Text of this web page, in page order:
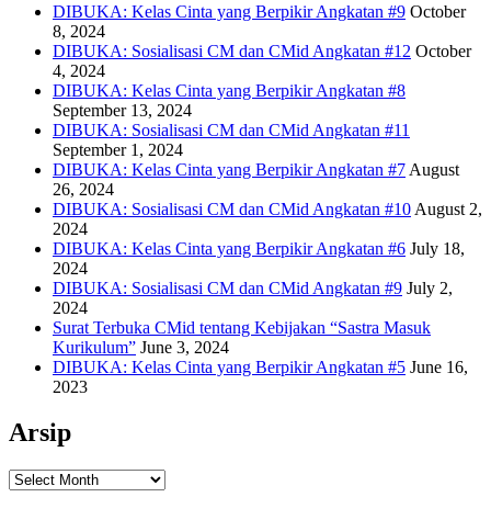
DIBUKA: Kelas Cinta yang Berpikir Angkatan #9 October
8, 2024
DIBUKA: Sosialisasi CM dan CMid Angkatan #12 October
4, 2024
DIBUKA: Kelas Cinta yang Berpikir Angkatan #8
September 13, 2024
DIBUKA: Sosialisasi CM dan CMid Angkatan #11
September 1, 2024
DIBUKA: Kelas Cinta yang Berpikir Angkatan #7 August
26, 2024
DIBUKA: Sosialisasi CM dan CMid Angkatan #10 August 2,
2024
DIBUKA: Kelas Cinta yang Berpikir Angkatan #6 July 18,
2024
DIBUKA: Sosialisasi CM dan CMid Angkatan #9 July 2,
2024
Surat Terbuka CMid tentang Kebijakan “Sastra Masuk
Kurikulum” June 3, 2024
DIBUKA: Kelas Cinta yang Berpikir Angkatan #5 June 16,
2023
Arsip
Arsip